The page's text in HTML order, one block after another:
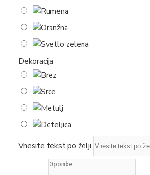
Dekoracija
Vnesite tekst po želji